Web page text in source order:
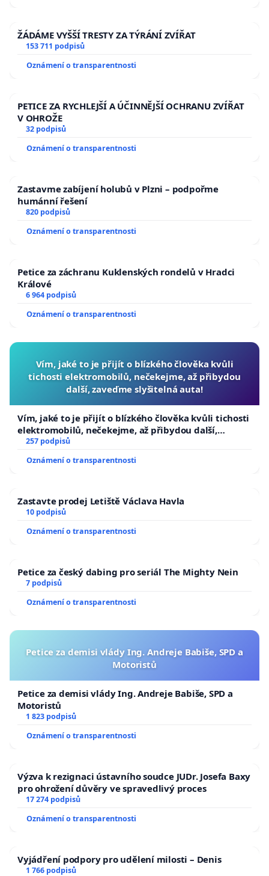
ŽÁDÁME VYŠŠÍ TRESTY ZA TÝRÁNÍ ZVÍŘAT
153 711 podpisů
Oznámení o transparentnosti
PETICE ZA RYCHLEJŠÍ A ÚČINNĚJŠÍ OCHRANU ZVÍŘAT
V OHROŽE
32 podpisů
Oznámení o transparentnosti
Zastavme zabíjení holubů v Plzni – podpořme
humánní řešení
820 podpisů
Oznámení o transparentnosti
Petice za záchranu Kuklenských rondelů v Hradci
Králové
6 964 podpisů
Oznámení o transparentnosti
Vím, jaké to je přijít o blízkého člověka kvůli
tichosti elektromobilů, nečekejme, až přibydou
další, zaveďme slyšitelná auta!
Vím, jaké to je přijít o blízkého člověka kvůli tichosti
elektromobilů, nečekejme, až přibydou další,
zaveďme slyšitelná auta!
257 podpisů
Oznámení o transparentnosti
Zastavte prodej Letiště Václava Havla
10 podpisů
Oznámení o transparentnosti
Petice za český dabing pro seriál The Mighty Nein
7 podpisů
Oznámení o transparentnosti
Petice za demisi vlády Ing. Andreje Babiše, SPD a
Motoristů
Petice za demisi vlády Ing. Andreje Babiše, SPD a
Motoristů
1 823 podpisů
Oznámení o transparentnosti
Výzva k rezignaci ústavního soudce JUDr. Josefa Baxy
pro ohrožení důvěry ve spravedlivý proces
17 274 podpisů
Oznámení o transparentnosti
Vyjádření podpory pro udělení milosti – Denis
1 766 podpisů